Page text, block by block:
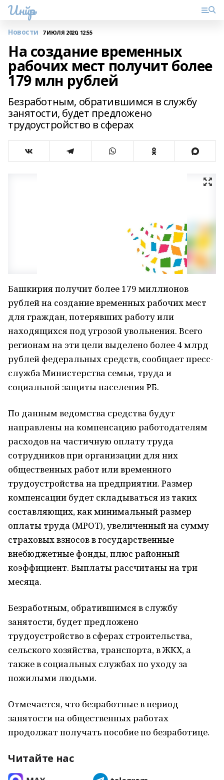
Инйәр
Новости 7 ИЮЛЯ 2020, 12:55
На создание временных
рабочих мест получит более
179 млн рублей
Безработным, обратившимся в службу
занятости, будет предложено
трудоустройство в сферах
Башкирия получит более 179 миллионов
рублей на создание временных рабочих мест
для граждан, потерявших работу или
находящихся под угрозой увольнения. Всего
регионам на эти цели выделено более 4 млрд
рублей федеральных средств, сообщает пресс-
служба Министерства семьи, труда и
социальной защиты населения РБ.
По данным ведомства средства будут
направлены на компенсацию работодателям
расходов на частичную оплату труда
сотрудников при организации для них
общественных работ или временного
трудоустройства на предприятии. Размер
компенсации будет складываться из таких
составляющих, как минимальный размер
оплаты труда (МРОТ), увеличенный на сумму
страховых взносов в государственные
внебюджетные фонды, плюс районный
коэффициент. Выплаты рассчитаны на три
месяца.
Безработным, обратившимся в службу
занятости, будет предложено
трудоустройство в сферах строительства,
сельского хозяйства, транспорта, в ЖКХ, а
также в социальных службах по уходу за
пожилыми людьми.
Отмечается, что безработные в период
занятости на общественных работах
продолжат получать пособие по безработице.
Читайте нас